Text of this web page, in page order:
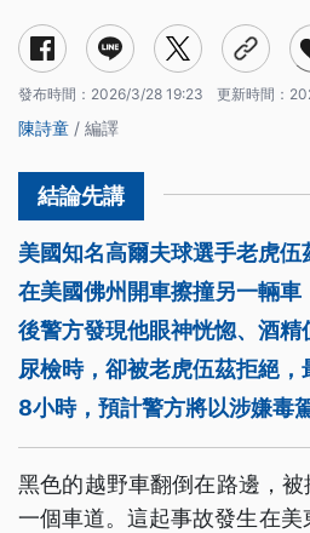
發布時間： 2026/3/28 19:23 更新時間：
陳詩童 / 編譯
美國知名高爾夫球選手老虎
在美國佛州開車擦撞另一輛
後警方發現他眼神恍惚、酒
尿檢時，卻被老虎伍茲拒絕
8小時，預計警方將以涉嫌毒
黑色的越野車翻倒在路邊，
一個車道。這起事故發生在